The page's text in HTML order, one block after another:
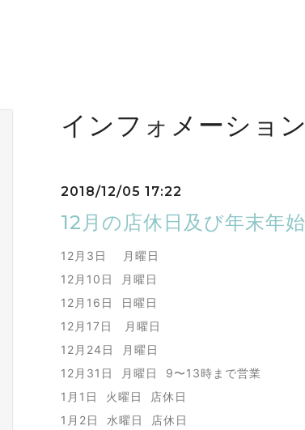
インフォメーション
2018/12/05 17:22
12月の店休日及び年末年始
12月3日 月曜日
12月10日 月曜日
12月16日 日曜日
12月17日 月曜日
12月24日 月曜日
12月31日 月曜日 9〜13時まで営業
1月1日 火曜日 店休日
1月2日 水曜日 店休日